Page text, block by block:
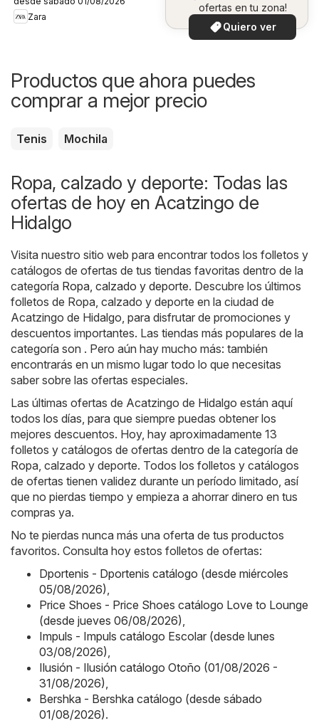
Zara
ofertas en tu zona!
Quiero ver
Productos que ahora puedes
comprar a mejor precio
Tenis Mochila
Ropa, calzado y deporte: Todas las
ofertas de hoy en Acatzingo de
Hidalgo
Visita nuestro sitio web para encontrar todos los folletos y
catálogos de ofertas de tus tiendas favoritas dentro de la
categoría Ropa, calzado y deporte. Descubre los últimos
folletos de Ropa, calzado y deporte en la ciudad de
Acatzingo de Hidalgo, para disfrutar de promociones y
descuentos importantes. Las tiendas más populares de la
categoría son . Pero aún hay mucho más: también
encontrarás en un mismo lugar todo lo que necesitas
saber sobre las ofertas especiales.
Las últimas ofertas de Acatzingo de Hidalgo están aquí
todos los días, para que siempre puedas obtener los
mejores descuentos. Hoy, hay aproximadamente 13
folletos y catálogos de ofertas dentro de la categoría de
Ropa, calzado y deporte. Todos los folletos y catálogos
de ofertas tienen validez durante un período limitado, así
que no pierdas tiempo y empieza a ahorrar dinero en tus
compras ya.
No te pierdas nunca más una oferta de tus productos
favoritos. Consulta hoy estos folletos de ofertas:
Dportenis - Dportenis catálogo (desde miércoles
05/08/2026),
Price Shoes - Price Shoes catálogo Love to Lounge
(desde jueves 06/08/2026),
Impuls - Impuls catálogo Escolar (desde lunes
03/08/2026),
Ilusión - Ilusión catálogo Otoño (01/08/2026 -
31/08/2026),
Bershka - Bershka catálogo (desde sábado
01/08/2026).